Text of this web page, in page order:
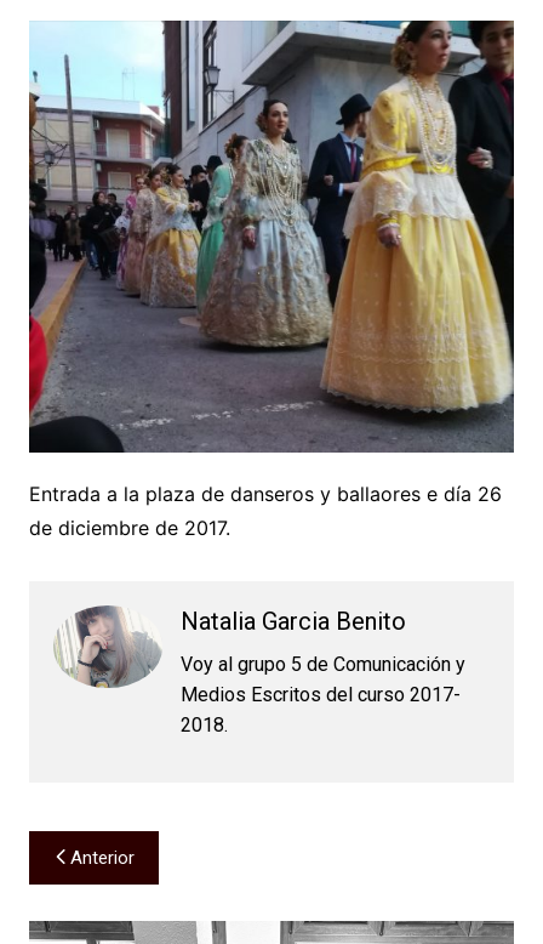
Entrada a la plaza de danseros y ballaores e día 26
de diciembre de 2017.
Natalia Garcia Benito
Voy al grupo 5 de Comunicación y
Medios Escritos del curso 2017-
2018.
Navegación
de
entradas
Anterior